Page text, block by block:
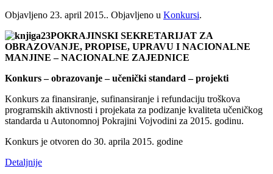
Objavljeno 23. april 2015.. Objavljeno u Konkursi.
POKRAJINSKI SEKRETARIJAT ZA
OBRAZOVANJE, PROPISE, UPRAVU I NACIONALNE
MANJINE – NACIONALNE ZAJEDNICE
Konkurs – obrazovanje – učenički standard – projekti
Konkurs za finansiranje, sufinansiranje i refundaciju troškova
programskih aktivnosti i projekata za podizanje kvaliteta učeničkog
standarda u Autonomnoj Pokrajini Vojvodini za 2015. godinu.
Konkurs je otvoren do 30. aprila 2015. godine
Detaljnije